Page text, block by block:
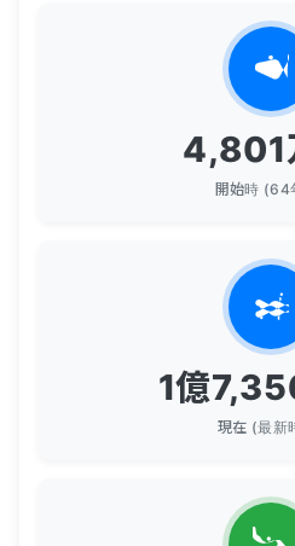
4,801
開始時 (64
1億
現在 (最新